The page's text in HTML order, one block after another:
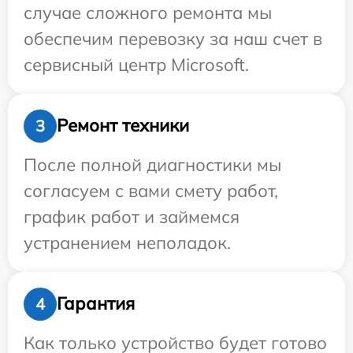
случае сложного ремонта мы
обеспечим перевозку за наш счет в
сервисный центр Microsoft.
3
Ремонт техники
После полной диагностики мы
согласуем с вами смету работ,
график работ и займемся
устранением неполадок.
4
Гарантия
Как только устройство будет готово